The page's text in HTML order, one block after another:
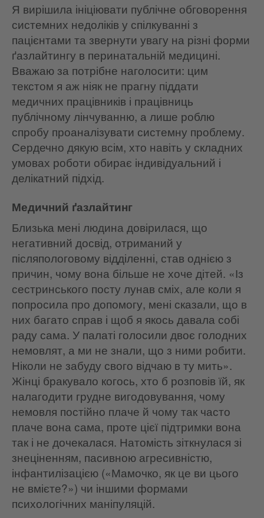
Я вирішила ініціювати публічне обговорення
системних недоліків у спілкуванні з
пацієнтами та звернути увагу на різні форми
ґазлайтингу в перинатальній медицині.
Вважаю за потрібне наголосити: цим
текстом я аж ніяк не прагну піддати
медичних працівників і працівниць
публічному лінчуванню, а лише роблю
спробу проаналізувати системну проблему.
Сердечно дякую всім, хто навіть у складних
умовах роботи обирає індивідуальний і
делікатний підхід.
Медичний ґазлайтинг
Близька мені людина довірилася, що
негативний досвід, отриманий у
післяпологовому відділенні, став однією з
причин, чому вона більше не хоче дітей. «Із
сестринського посту лунав сміх, але коли я
попросила про допомогу, мені сказали, що в
них багато справ і щоб я якось давала собі
раду сама. У палаті голосили двоє голодних
немовлят, а ми не знали, що з ними робити.
Ніколи не забуду свого відчаю в ту мить».
Жінці бракувало когось, хто б розповів їй, як
налагодити грудне вигодовування, чому
немовля постійно плаче й чому так часто
плаче вона сама, проте цієї підтримки вона
так і не дочекалася. Натомість зіткнулася зі
знеціненням, пасивною агресивністю,
інфантилізацією («Мамочко, як це ви цього
не вмієте?») чи іншими формами
психологічних маніпуляцій.